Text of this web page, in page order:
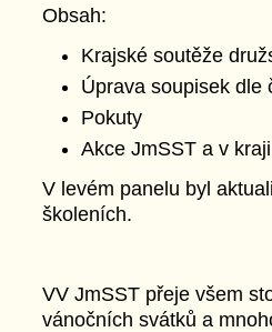
Obsah:
Krajské soutěže
Úprava soupisek dle
Pokuty
Akce JmSST a v kraji
V levém panelu byl
školeních.
VV JmSST přeje všem
vánočních svátků a